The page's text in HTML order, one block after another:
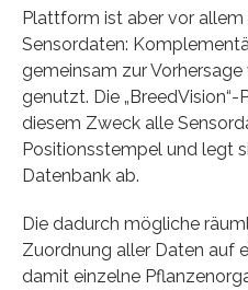
Plattform ist aber vor allem
Sensordaten:
gemeinsam zur
genutzt. Die
diesem Zweck alle
Positionsstempel und legt
Datenbank ab.
Die dadurch mögliche
Zuordnung aller Daten auf
damit einzelne